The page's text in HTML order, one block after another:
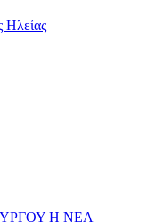
Ηλείας
Η ΝΕΑ